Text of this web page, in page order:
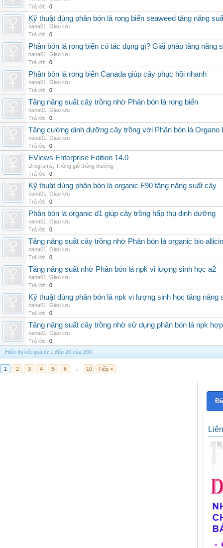
Trả lời:
0
Kỹ thuật dùng phân bón lá rong biển seaweed tăng năng
nana01
Giao lưu
Trả lời:
0
Phân bón lá rong biển có tác dụng gì? Giải pháp tăng năng
nana01
Giao lưu
Trả lời:
0
Phân bón lá rong biển Canada giúp cây phục hồi nhanh
nana01
Giao lưu
Trả lời:
0
Tăng năng suất cây trồng nhờ Phân bón lá rong biển
nana01
Giao lưu
Trả lời:
0
Tăng cường dinh dưỡng cây trồng với Phân bón lá Organo
nana01
Giao lưu
Trả lời:
0
EViews Enterprise Edition 14.0
Drograms Thông gió thông thường
Trả lời:
0
Kỹ thuật dùng phân bón lá organic F90 tăng năng suất cây
nana01
Giao lưu
Trả lời:
0
Phân bón lá organic d1 giúp cây trồng hấp thụ dinh dưỡng
nana01
Giao lưu
Trả lời:
0
Tăng năng suất cây trồng nhờ Phân bón lá organic bio allicin
nana01
Giao lưu
Trả lời:
0
Tăng năng suất nhờ Phân bón lá npk vi lượng sinh học a2
nana01
Giao lưu
Trả lời:
0
Kỹ thuật dùng phân bón lá npk vi lượng sinh học tăng năng
nana01
Giao lưu
Trả lời:
0
Tăng năng suất cây trồng nhờ sử dụng phân bón lá npk
nana01
Giao lưu
Trả lời:
0
Hiển thị kết quả từ 1 đến 20 của 200
1 2 3 4 5 6 → 10 Tiếp >